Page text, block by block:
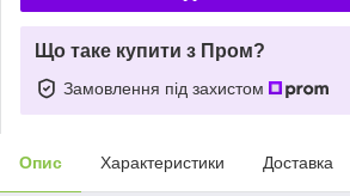
Що таке купити з Пром?
Замовлення під захистом
Опис Характеристики Доставка